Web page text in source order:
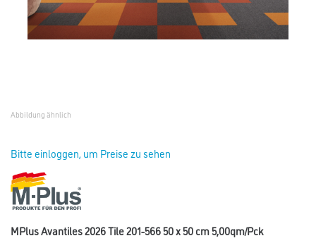
Abbildung ähnlich
Bitte einloggen, um Preise zu sehen
MPlus Avantiles 2026 Tile 201-566 50 x 50 cm 5,00qm/Pck